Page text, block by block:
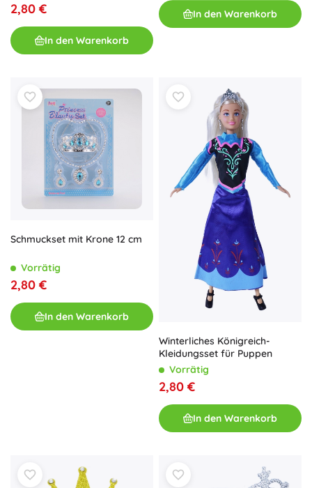
2,80 €
In den Warenkorb
In den Warenkorb
Schmuckset mit Krone 12 cm
Vorrätig
2,80 €
In den Warenkorb
Winterliches Königreich-
Kleidungsset für Puppen
Vorrätig
2,80 €
In den Warenkorb